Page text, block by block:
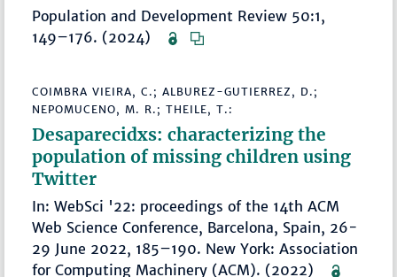
Population and Development Review 50:1,
149–176. (2024)
COIMBRA VIEIRA, C.; ALBUREZ-GUTIERREZ, D.;
NEPOMUCENO, M. R.; THEILE, T.:
Desaparecidxs: characterizing the
population of missing children using
Twitter
In: WebSci '22: proceedings of the 14th ACM
Web Science Conference, Barcelona, Spain, 26-
29 June 2022, 185–190. New York: Association
for Computing Machinery (ACM). (2022)